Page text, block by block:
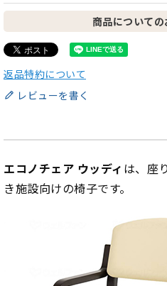
商品について
返品特約について
レビューを書く
エコノチェア ウッディ は、座
き施設向けの椅子です。